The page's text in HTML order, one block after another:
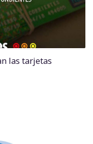
las tarjetas